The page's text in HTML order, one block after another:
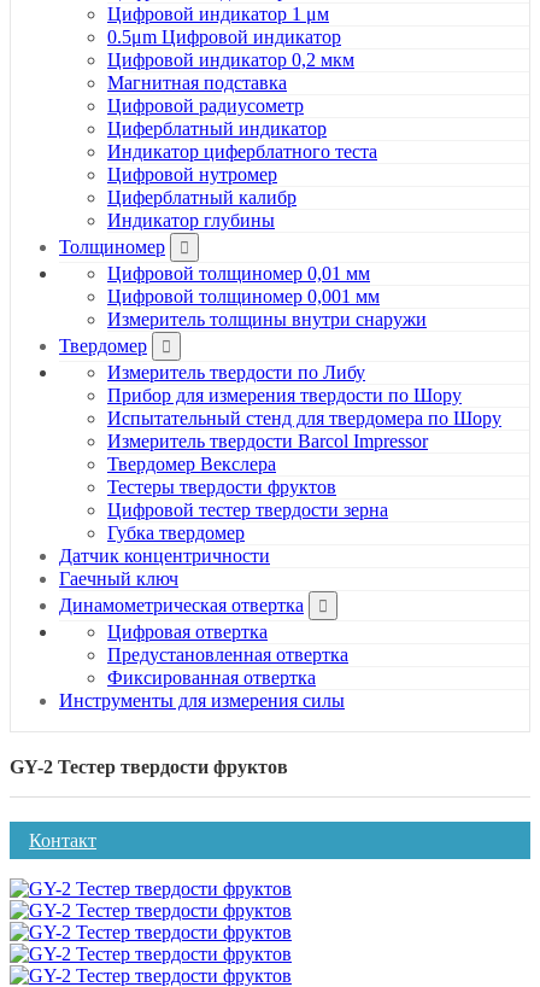
Цифровой индикатор 1 μм
0.5μm Цифровой индикатор
Цифровой индикатор 0,2 мкм
Магнитная подставка
Цифровой радиусометр
Циферблатный индикатор
Индикатор циферблатного теста
Цифровой нутромер
Циферблатный калибр
Индикатор глубины
Толщиномер
Цифровой толщиномер 0,01 мм
Цифровой толщиномер 0,001 мм
Измеритель толщины внутри снаружи
Твердомер
Измеритель твердости по Либу
Прибор для измерения твердости по Шору
Испытательный стенд для твердомера по Шору
Измеритель твердости Barcol Impressor
Твердомер Векслера
Тестеры твердости фруктов
Цифровой тестер твердости зерна
Губка твердомер
Датчик концентричности
Гаечный ключ
Динамометрическая отвертка
Цифровая отвертка
Предустановленная отвертка
Фиксированная отвертка
Инструменты для измерения силы
GY-2 Тестер твердости фруктов
Контакт